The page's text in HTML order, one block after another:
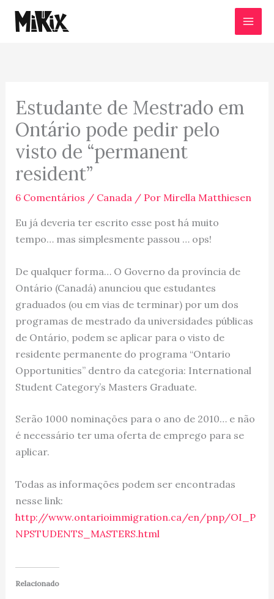
para
Estudante de Mestrado em
Ontário pode pedir pelo
visto de “permanent
resident”
6 Comentários / Canada/ Por Mirella Matthiesen
Eu já deveria ter escrito esse post há muito
tempo… mas simplesmente passou … ops!
De qualquer forma… O Governo da província de
Ontário (Canadá) anunciou que estudantes
graduados (ou em vias de terminar) por um dos
programas de mestrado da universidades públicas
de Ontário, podem se aplicar para o visto de
residente permanente do programa “Ontario
Opportunities” dentro da categoria: International
Student Category’s Masters Graduate.
Serão 1000 nominações para o ano de 2010… e não
é necessário ter uma oferta de emprego para se
aplicar.
Todas as informações podem ser encontradas
nesse link:
http://www.ontarioimmigration.ca/en/pnp/OI_P
NPSTUDENTS_MASTERS.html
Relacionado